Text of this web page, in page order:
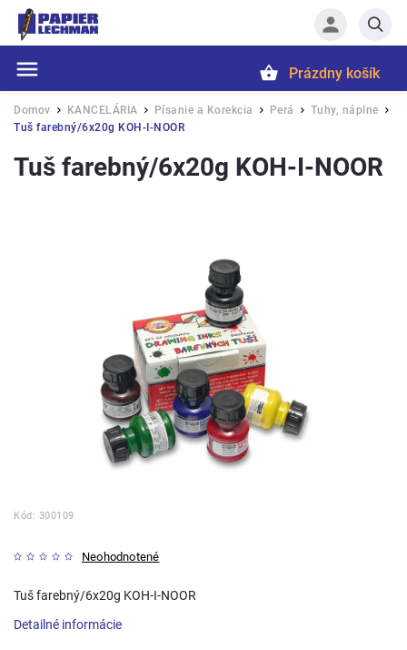
Hľadať
Prázdny košík
Domov / KANCELÁRIA / Písanie a Korekcia / Perá / Tuhy, náplne /
Tuš farebný/6x20g KOH-I-NOOR
Tuš farebný/6x20g KOH-I-NOOR
Kód: 300109
Neohodnotené
Tuš farebný/6x20g KOH-I-NOOR
Detailné informácie